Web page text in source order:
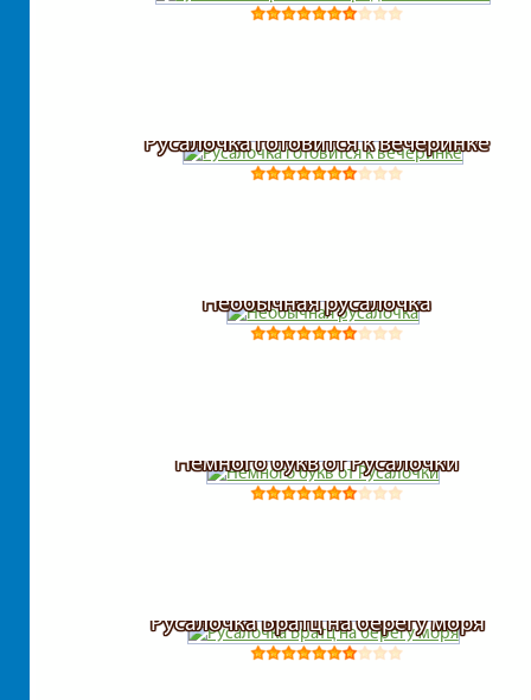
Русалочка готовится к вечеринке
Необычная русалочка
Немного букв от Русалочки
Русалочка Братц на берегу моря